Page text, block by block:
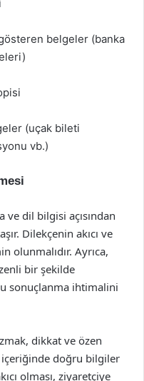
belgeler (banka
(uçak bileti
vb.)
ve dil bilgisi açısından
Dilekçenin akıcı ve
olunmalıdır. Ayrıca,
bir şekilde
sonuçlanma ihtimalini
dikkat ve özen
doğru bilgiler
olması, ziyaretçiye